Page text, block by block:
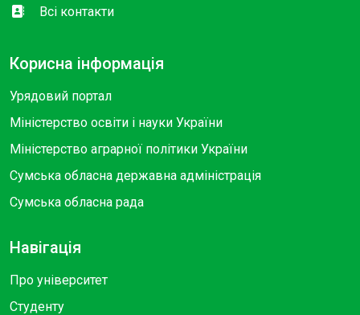
Всі контакти
Корисна інформація
Урядовий портал
Міністерство освіти і науки України
Міністерство аграрної політики України
Сумська обласна державна адміністрація
Сумська обласна рада
Навігація
Про університет
Студенту